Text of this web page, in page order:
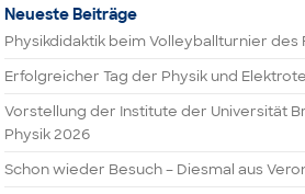
Neueste Beiträge
Physikdidaktik beim Volleyballturnier des
Erfolgreicher Tag der Physik und
Vorstellung der Institute der Universität
Physik 2026
Schon wieder Besuch – Diesmal aus